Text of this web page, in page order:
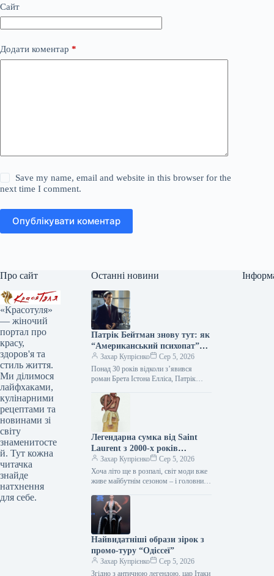
Сайт
Додати коментар *
Save my name, email and website in this browser for the
next time I comment.
Опублікувати коментар
Про сайт
«Красотуля»
— жіночий
портал про
красу,
здоров'я та
стиль життя.
Ми ділимося
лайфхаками,
кулінарними
рецептами та
новинами зі
світу
знаменитосте
й. Тут кожна
читачка
знайде
натхнення
для себе.
Останні новини
Патрік Бейтман знову тут: як
“Американський психопат”
продовжує впливати на стиль
Захар Купрієнко
Сер 5, 2026
Понад 30 років відколи з’явився
роман Брета Істона Елліса, Патрік
найдискусійніших фігур у попкультурі.
Його бездоганні…
Легендарна сумка від Saint
Laurent з 2000-х років
повертається — і претендує на
звання головного аксесуара
осені 2026 року.
Захар Купрієнко
Сер 5, 2026
Хоча літо ще в розпалі, світ моди вже
живе майбутнім сезоном – і головний
почав з’являтися…
Найвидатніші образи зірок з
промо-туру “Одіссеї”
Захар Купрієнко
Сер 5, 2026
Згідно з античною легендою, цар Ітаки